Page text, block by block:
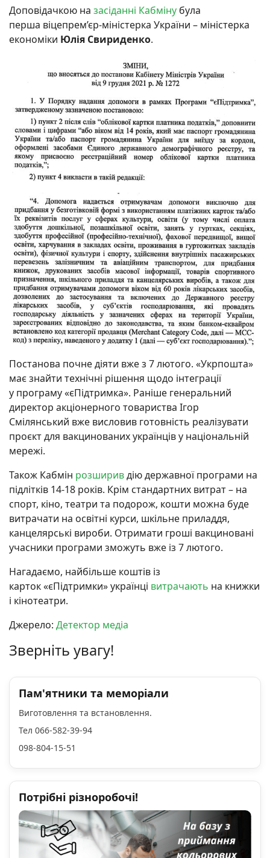
Доповідачкою на засіданні Кабміну була
перша віцепрем’єр-міністерка України – міністерка
економіки Юлія Свириденко.
Постанова почне діяти вже з 7 лютого. «Укрпошта»
має знайти технічні рішення щодо інтеграції
у програму «єПідтримка». Раніше генеральний
директор акціонерного товариства Ігор
Смілянський вже висловив готовність реалізувати
проєкт для вакцинованих українців у національній
мережі.
Також Кабмін розширивдію державної програми на
підлітків 14-18 років. Крім стандартних витрат – на
спорт, кіно, театри та подорож, кошти можна буде
витрачати на освітні курси, шкільне приладдя,
канцелярські вироби. Отримати гроші вакциновані
учасники програми зможуть вже із 7 лютого.
Нагадаємо, найбільше коштів із
карток «єПідтримки» українці витрачають на книжки
і кінотеатри.
Джерело: Детектор медіа
Зверніть увагу!
Пам'ятники та меморіали
Виготовлення та встановлення.
Тел 066-582-39-94
098-804-15-51
Потрібні різноробочі!